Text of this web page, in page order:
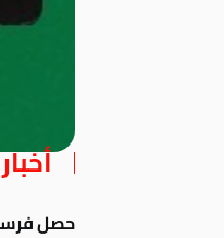
أخبار